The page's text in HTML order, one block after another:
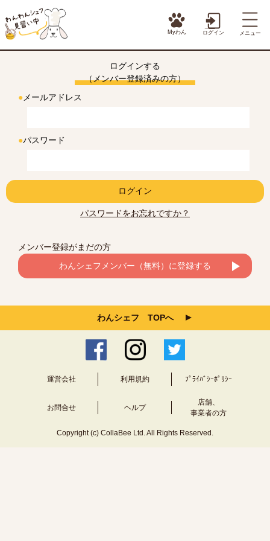
Myわん ログイン メニュー
ログインする
（メンバー登録済みの方）
● メールアドレス
●パスワード
ログイン
パスワードをお忘れですか？
メンバー登録がまだの方
わんシェフメンバー（無料）に登録する
わんシェフ TOPへ
運営会社 利用規約 ﾌﾟﾗｲﾊﾞｼｰﾎﾟﾘｼｰ
お問合せ ヘルプ
店舗、
事業者の方
Copyright (c) CollaBee Ltd. All Rights Reserved.